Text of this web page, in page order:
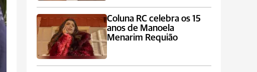
Coluna RC celebra os 15
anos de Manoela
Menarim Requião